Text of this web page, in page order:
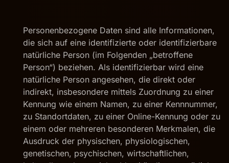
Personenbezogene Daten sind alle Informationen,
die sich auf eine identifizierte oder identifizierbare
natürliche Person (im Folgenden „betroffene
Person“) beziehen. Als identifizierbar wird eine
natürliche Person angesehen, die direkt oder
indirekt, insbesondere mittels Zuordnung zu einer
Kennung wie einem Namen, zu einer Kennnummer,
zu Standortdaten, zu einer Online-Kennung oder zu
einem oder mehreren besonderen Merkmalen, die
Ausdruck der physischen, physiologischen,
genetischen, psychischen, wirtschaftlichen,